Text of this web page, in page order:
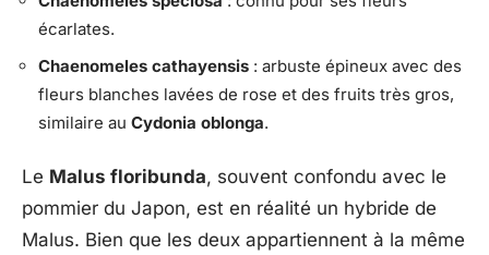
écarlates.
Chaenomeles cathayensis : arbuste épineux avec des
fleurs blanches lavées de rose et des fruits très gros,
similaire au Cydonia oblonga.
Le Malus floribunda, souvent confondu avec le
pommier du Japon, est en réalité un hybride de
Malus. Bien que les deux appartiennent à la même